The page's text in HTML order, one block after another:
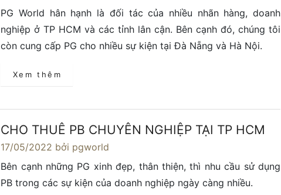
PG World hân hạnh là đối tác của nhiều nhãn hàng, doanh
nghiệp ở TP HCM và các tỉnh lân cận. Bên cạnh đó, chúng tôi
còn cung cấp PG cho nhiều sự kiện tại Đà Nẵng và Hà Nội.
Xem thêm
CHO THUÊ PB CHUYÊN NGHIỆP TẠI TP HCM
17/05/2022 bởi pgworld
Bên cạnh những PG xinh đẹp, thân thiện, thì nhu cầu sử dụng
PB trong các sự kiện của doanh nghiệp ngày càng nhiều.